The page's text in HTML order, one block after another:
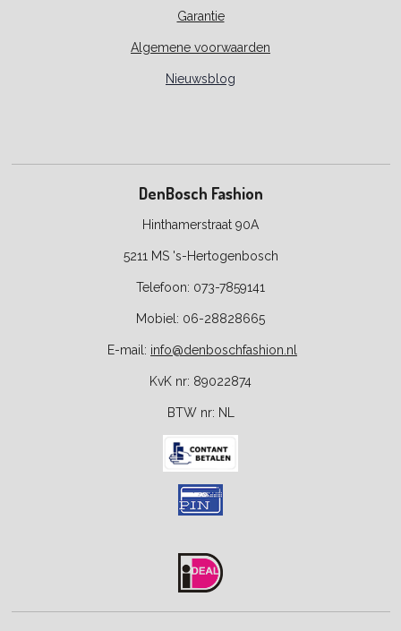
Garantie
Algemene voorwaarden
Nieuwsblog
DenBosch Fashion
Hinthamerstraat 90A
5211 MS 's-Hertogenbosch
Telefoon: 073-7859141
Mobiel: 06-28828665
E-mail: info@denboschfashion.nl
KvK nr: 89022874
BTW nr: NL